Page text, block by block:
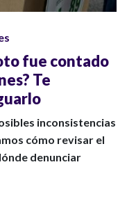
fue contado
Te
inconsistencias
cómo revisar el
denunciar